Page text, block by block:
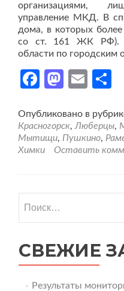
организациями,
управление МКД. В
дома, в которых более
со ст. 161 ЖК РФ).
области по городским
FacebookEmail
Опубликовано в
Красногорск, Люберцы,
Мытищи, Пушкино,
Химки
Оставить
СВЕЖИЕ
Результаты